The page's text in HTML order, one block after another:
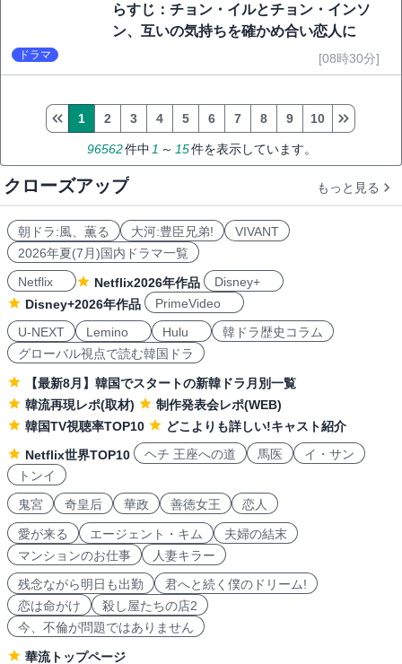
らすじ：チョン・イルとチョン・インソ
ン、互いの気持ちを確かめ合い恋人に
ドラマ [08時30分]
96562件中 1 ～ 15件を表示しています。
1 2 3 4 5 6 7 8 9 10
クローズアップ もっと見る
朝ドラ:風、薫る 大河:豊臣兄弟!
VIVANT
2026年夏(7月)国内ドラマ一覧
Netflix
Netflix2026年作品
Disney+
Disney+2026年作品
PrimeVideo
U-NEXT
Lemino Hulu
韓ドラ歴史コラム
グローバル視点で読む韓国ドラ
【最新8月】韓国でスタートの新韓ドラ月別一覧
韓流再現レポ(取材)
制作発表会レポ(WEB)
韓国TV視聴率TOP10
どこよりも詳しい!キャスト紹介
Netflix世界TOP10
ヘチ 王座への道 馬医
イ・サン
トンイ
鬼宮
奇皇后 華政 善徳女王 恋人
愛が来る エージェント・キム
夫婦の結末
マンションのお仕事
人妻キラー
残念ながら明日も出勤
君へと続く僕のドリーム!
恋は命がけ
殺し屋たちの店2
今、不倫が問題ではありません
華流トップページ